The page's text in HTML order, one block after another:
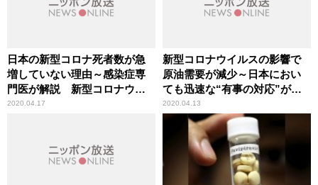
日本の新型コロナ死者数が急
増していない理由～感染症専
門医が解説 新型コロナウイ
ルス
2020.04.17
新型コロナウイルスの影響で
原油需要が減少～日本におい
ても迅速な“有事の対応”が必
要
2020.04.13